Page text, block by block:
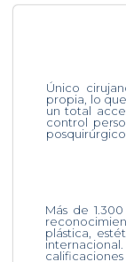
Único
propia, lo
un total
control
posquirúrgico.
Más de
plástica,